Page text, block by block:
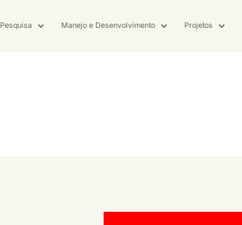
Pesquisa Manejo e Desenvolvimento Projetos